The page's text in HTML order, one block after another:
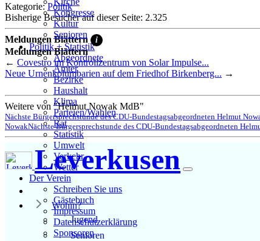
Kongresse
Kultur
Senioren
Stadtführer
Straßen
Politik + Statistik
Abgeordnete
Ämter
Bezirke
Haushalt
Klima
Parteien/Wahlen
Rat
Statistik
Umwelt
Verkehr
Wetter
Der Verein
Schreiben Sie uns
Gästebuch
Impressum
Datenschutzerklärung
Sponsoren
Kategorie:Politik
Bisherige Besucher auf dieser Seite: 2.325
Meldungen Blättern i
Meldungen Blättern
← Covestro im Kontrollzentrum von Solar Impulse...
Neue Urnenkolumbarien auf dem Friedhof Birkenberg... →
Weitere von "Helmut Nowak MdB"
Nächste Bürgersprechstunde des CDU-Bundestagsabgeordneten Helmut
NowakNächste Bürgersprechstunde des CDU-Bundestagsabgeordneten
Leverkusen
Wohin?
Jugend
Senioren